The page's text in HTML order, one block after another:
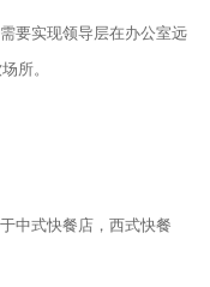
要实现领导层在办公室远
所。
中式快餐店，西式快餐